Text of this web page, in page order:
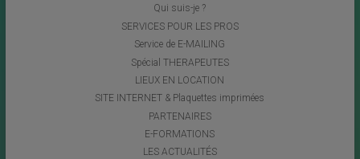
Qui suis-je ?
SERVICES POUR LES PROS
Service de E-MAILING
Spécial THERAPEUTES
LIEUX EN LOCATION
SITE INTERNET & Plaquettes imprimées
PARTENAIRES
E-FORMATIONS
LES ACTUALITÉS